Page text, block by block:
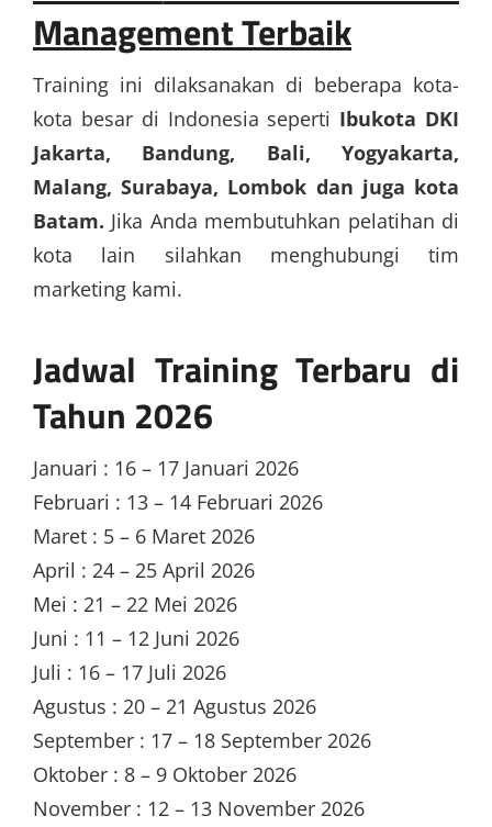
Management Terbaik
Training ini dilaksanakan di beberapa kota-
kota besar di Indonesia seperti Ibukota DKI
Jakarta, Bandung, Bali, Yogyakarta,
Malang, Surabaya, Lombok dan juga kota
Batam. Jika Anda membutuhkan pelatihan di
kota lain silahkan menghubungi tim
marketing kami.
Jadwal Training Terbaru di
Tahun 2026
Januari : 16 – 17 Januari 2026
Februari : 13 – 14 Februari 2026
Maret : 5 – 6 Maret 2026
April : 24 – 25 April 2026
Mei : 21 – 22 Mei 2026
Juni : 11 – 12 Juni 2026
Juli : 16 – 17 Juli 2026
Agustus : 20 – 21 Agustus 2026
September : 17 – 18 September 2026
Oktober : 8 – 9 Oktober 2026
November : 12 – 13 November 2026